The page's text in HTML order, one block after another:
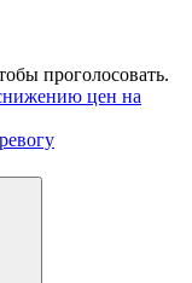
проголосовать.
цен на